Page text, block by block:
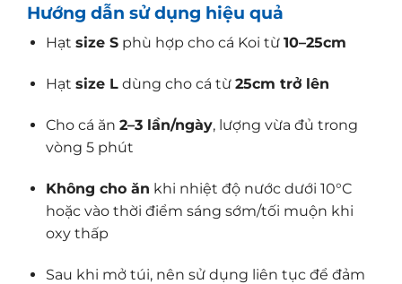
Hướng dẫn sử dụng hiệu quả
Hạt size Sphù hợp cho cá Koi từ 10–25cm
Hạt size Ldùng cho cá từ 25cm trở lên
Cho cá ăn 2–3 lần/ngày, lượng vừa đủ trong
vòng 5 phút
Không cho ăn khi nhiệt độ nước dưới 10°C
hoặc vào thời điểm sáng sớm/tối muộn khi
oxy thấp
Sau khi mở túi, nên sử dụng liên tục để đảm